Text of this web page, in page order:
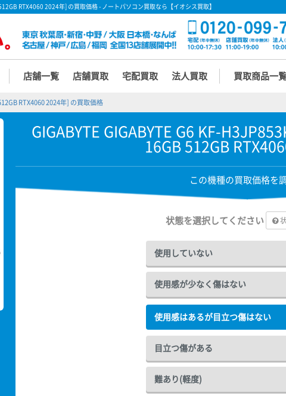
RTX4060 2024年] の買取価格 - ノートパソコン買取なら【イオシス買取】
店舗一覧 店舗買取 宅配買取 法人買取 買取商品一
RTX4060 2024年] の買取価格
GIGABYTE GIGABYTE G6 KF-
16GB 512GB
この機種の買取価格を
状態を選択してください
使用していない
使用感が少なく傷はない
使用感はあるが目立つ傷はない
目立つ傷がある
難あり(軽度)